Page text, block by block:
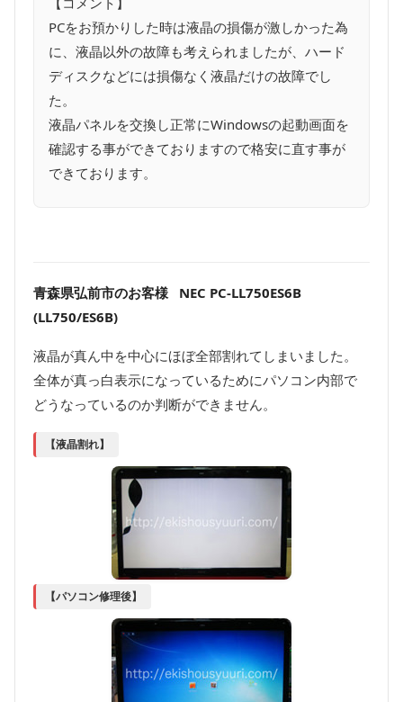
PCをお預かりした時は液晶の損傷が激しかった為
に、液晶以外の故障も考えられましたが、ハード
ディスクなどには損傷なく液晶だけの故障でし
た。
液晶パネルを交換し正常にWindowsの起動画面を
確認する事ができておりますので格安に直す事が
できております。
青森県弘前市のお客様 NEC PC-LL750ES6B
(LL750/ES6B)
液晶が真ん中を中心にほぼ全部割れてしまいました。
全体が真っ白表示になっているためにパソコン内部で
どうなっているのか判断ができません。
【液晶割れ】
【パソコン修理後】